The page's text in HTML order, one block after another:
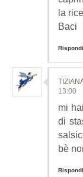
la
Baci
Rispondi
13:00
mi
di
bè
Rispondi